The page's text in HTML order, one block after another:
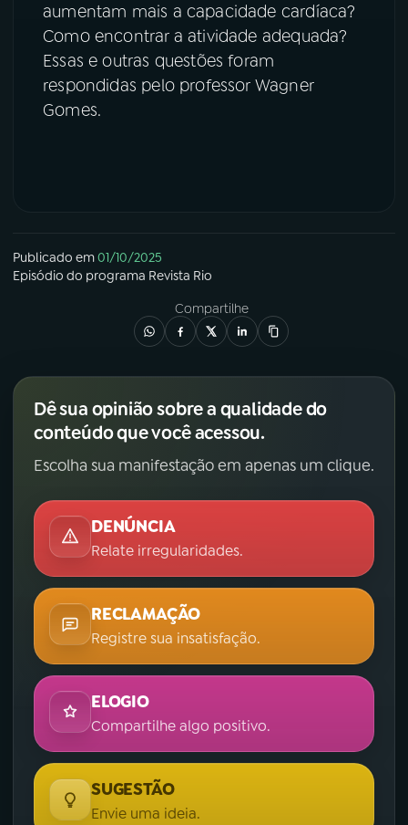
aumentam mais a capacidade cardíaca?
Como encontrar a atividade adequada?
Essas e outras questões foram
respondidas pelo professor Wagner
Gomes.
Publicado em01/10/2025
Episódio do programa Revista Rio
Compartilhe
Dê sua opinião sobre a qualidade do
conteúdo que você acessou.
Escolha sua manifestação em apenas um clique.
DENÚNCIA
Relate irregularidades.
RECLAMAÇÃO
Registre sua insatisfação.
ELOGIO
Compartilhe algo positivo.
SUGESTÃO
Envie uma ideia.